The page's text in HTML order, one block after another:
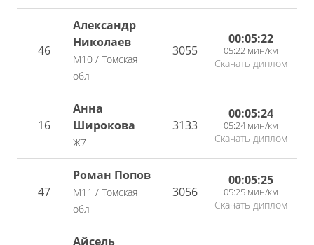
46
Александр
Николаев
М10 / Томская
обл
3055
00:05:22
05:22 мин/км
Скачать диплом
16
Анна
Широкова
Ж7
3133
00:05:24
05:24 мин/км
Скачать диплом
47
Роман Попов
М11 / Томская
обл
3056
00:05:25
05:25 мин/км
Скачать диплом
Айсель